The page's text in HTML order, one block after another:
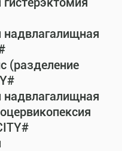
надвлагалищная
(разделение
надвлагалищная